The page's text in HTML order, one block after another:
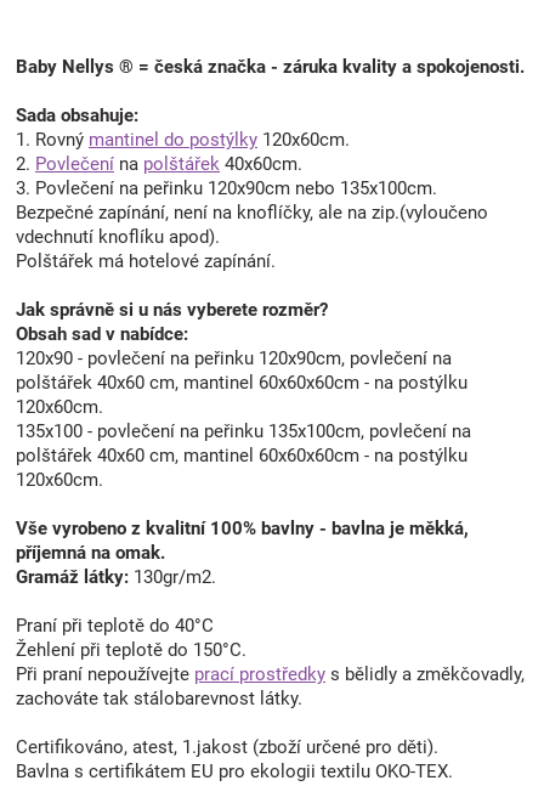
Baby Nellys ® = česká značka - záruka kvality a spokojenosti.
Sada obsahuje:
1. Rovný mantinel do postýlky 120x60cm.
2. Povlečení na polštářek 40x60cm.
3. Povlečení na peřinku 120x90cm nebo 135x100cm.
Bezpečné zapínání, není na knoflíčky, ale na zip.(vyloučeno
vdechnutí knoflíku apod).
Polštářek má hotelové zapínání.
Jak správně si u nás vyberete rozměr?
Obsah sad v nabídce:
120x90 - povlečení na peřinku 120x90cm, povlečení na
polštářek 40x60 cm, mantinel 60x60x60cm - na postýlku
120x60cm.
135x100 - povlečení na peřinku 135x100cm, povlečení na
polštářek 40x60 cm, mantinel 60x60x60cm - na postýlku
120x60cm.
Vše vyrobeno z kvalitní 100% bavlny - bavlna je měkká,
příjemná na omak.
Gramáž látky: 130gr/m2.
Praní při teplotě do 40°C
Žehlení při teplotě do 150°C.
Při praní nepoužívejte prací prostředky s bělidly a změkčovadly,
zachováte tak stálobarevnost látky.
Certifikováno, atest, 1.jakost (zboží určené pro děti).
Bavlna s certifikátem EU pro ekologii textilu OKO-TEX.